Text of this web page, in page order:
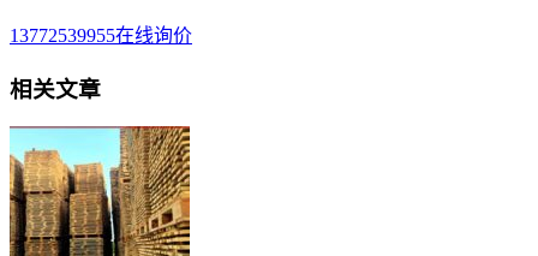
13772539955在线询价
相关文章